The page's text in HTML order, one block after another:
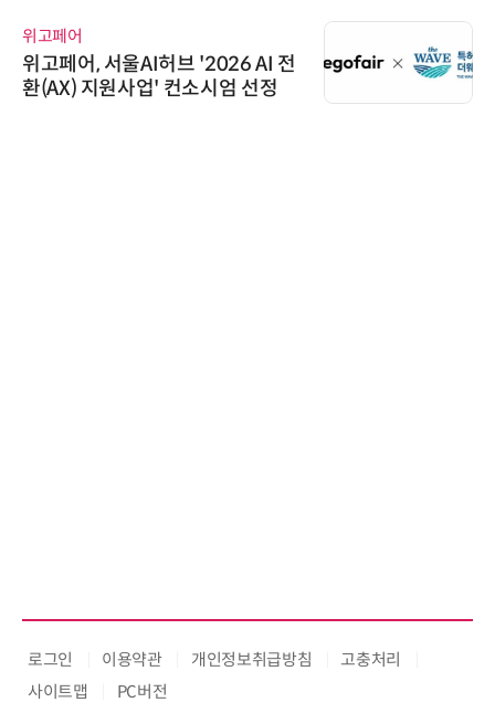
위고페어
위고페어, 서울AI허브 '2026 AI 전
환(AX) 지원사업' 컨소시엄 선정
로그인 이용약관 개인정보취급방침
고충처리
사이트맵
PC버전